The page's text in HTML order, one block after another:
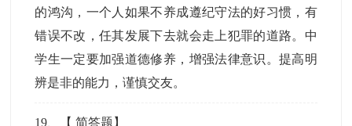
的鸿沟，一个人如果不养成遵纪守法的好习惯，有
错误不改，任其发展下去就会走上犯罪的道路。中
学生一定要加强道德修养，增强法律意识。提高明
辨是非的能力，谨慎交友。
19 、【简答题 】